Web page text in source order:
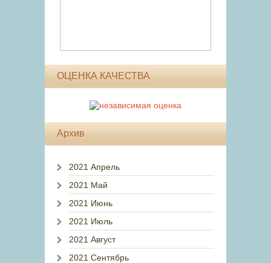
ОЦЕНКА КАЧЕСТВА
Архив
2021 Апрель
2021 Май
2021 Июнь
2021 Июль
2021 Август
2021 Сентябрь